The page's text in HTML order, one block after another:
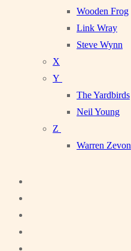
Wooden Frog
Link Wray
Steve Wynn
X
Y
The Yardbirds
Neil Young
Z
Warren Zevon